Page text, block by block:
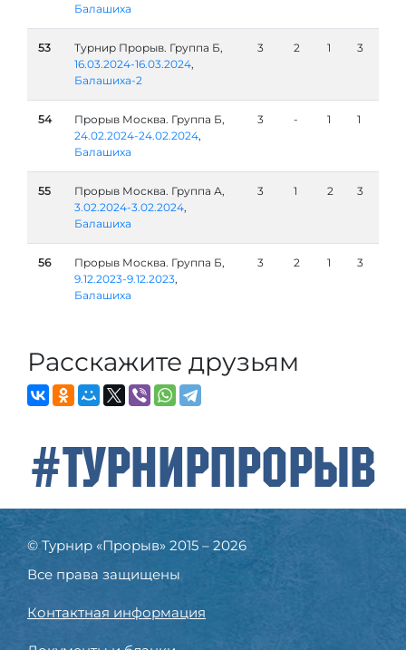
Балашиха
53
Турнир Прорыв. Группа Б,
16.03.2024-16.03.2024,
Балашиха-2
3 2 1 3
54
Прорыв Москва. Группа Б,
24.02.2024-24.02.2024,
Балашиха
3 - 1 1
55
Прорыв Москва. Группа А,
3.02.2024-3.02.2024,
Балашиха
3 1 2 3
56
Прорыв Москва. Группа Б,
9.12.2023-9.12.2023,
Балашиха
3 2 1 3
Расскажите друзьям
#ТурнирПрорыв
© Турнир «Прорыв» 2015 – 2026
Все права защищены
Контактная информация